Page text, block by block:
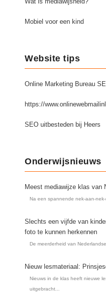
Spelletjes
Sprookjes
Tweede
Docentenplein
Nieuwsbrief archief
Onderwijs CV
Mobiel voor een kind
Website tips
Online Marketing Bureau
https://
SEO uitbesteden bij Heers
Onderwijsnieuws
Meest mediawijze klas van
Na een spannende nek-aan-
Slechts een vijfde van
foto te kunnen herkennen
De meerderheid van
Nieuw lesmateriaal:
Nieuws in de klas heeft nieuwe
uitgebracht...